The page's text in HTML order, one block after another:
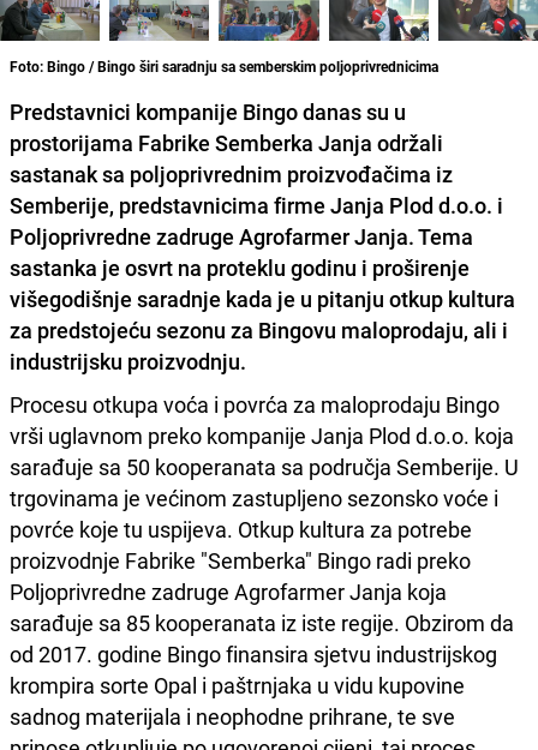
Foto: Bingo / Bingo širi saradnju sa semberskim poljoprivrednicima
Predstavnici kompanije Bingo danas su u
prostorijama Fabrike Semberka Janja održali
sastanak sa poljoprivrednim proizvođačima iz
Semberije, predstavnicima firme Janja Plod d.o.o. i
Poljoprivredne zadruge Agrofarmer Janja. Tema
sastanka je osvrt na proteklu godinu i proširenje
višegodišnje saradnje kada je u pitanju otkup kultura
za predstojeću sezonu za Bingovu maloprodaju, ali i
industrijsku proizvodnju.
Procesu otkupa voća i povrća za maloprodaju Bingo
vrši uglavnom preko kompanije Janja Plod d.o.o. koja
sarađuje sa 50 kooperanata sa područja Semberije. U
trgovinama je većinom zastupljeno sezonsko voće i
povrće koje tu uspijeva. Otkup kultura za potrebe
proizvodnje Fabrike "Semberka" Bingo radi preko
Poljoprivredne zadruge Agrofarmer Janja koja
sarađuje sa 85 kooperanata iz iste regije. Obzirom da
od 2017. godine Bingo finansira sjetvu industrijskog
krompira sorte Opal i paštrnjaka u vidu kupovine
sadnog materijala i neophodne prihrane, te sve